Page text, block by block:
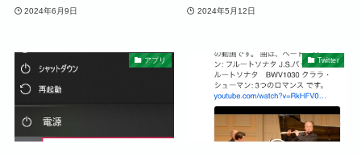
2024年6月9日 2024年5月12日
アプリ Twitter